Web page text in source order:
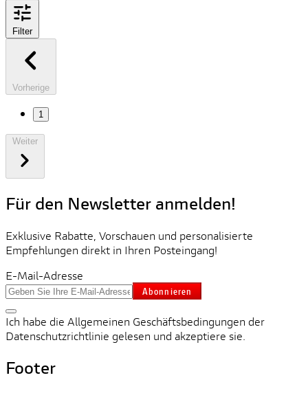
Filter
Vorherige
1
Für den Newsletter anmelden!
Exklusive Rabatte, Vorschauen und personalisierte
Empfehlungen direkt in Ihren Posteingang!
E-Mail-Adresse
Abonnieren
Ich habe die Allgemeinen Geschäftsbedingungen der
Datenschutzrichtlinie gelesen und akzeptiere sie.
Footer